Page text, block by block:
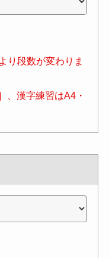
り段数が変わりま
、漢字練習はA4・